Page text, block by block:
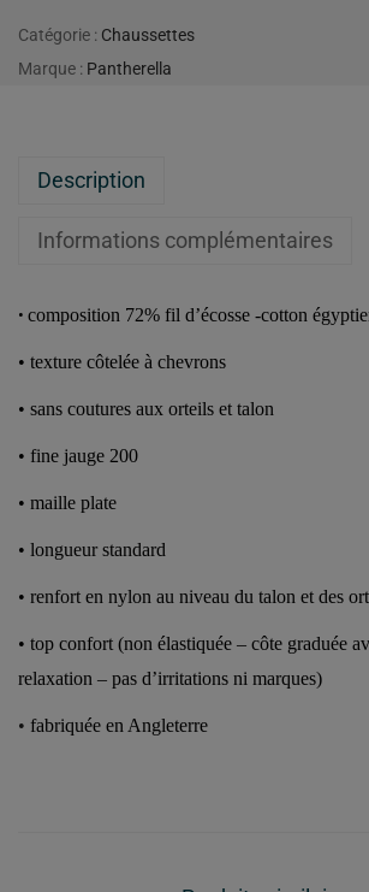
Catégorie : Chaussettes
Marque : Pantherella
Description
Informations complémentaires
• composition 72% fil d’écosse -cotton
• texture côtelée à chevrons
• sans coutures aux orteils et talon
• fine jauge 200
• maille plate
• longueur standard
• renfort en nylon au niveau du talon et des
• top confort (non élastiquée – côte graduée
relaxation – pas d’irritations ni marques)
• fabriquée en Angleterre